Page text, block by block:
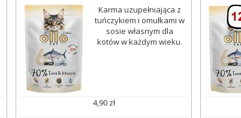
Karma uzupełniająca z
tuńczykiem i omułkami w
sosie własnym dla
kotów w każdym wieku.
4,90 zł